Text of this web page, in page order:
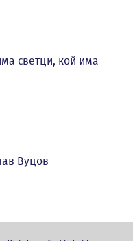
светци, кой има
Вуцов